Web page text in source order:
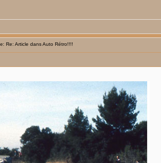
Re: Article dans Auto Rétro!!!!